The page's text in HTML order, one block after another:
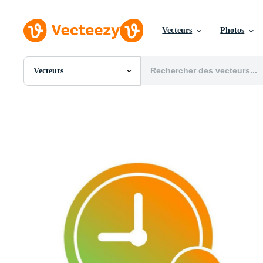
Vecteurs Photos
Vecteurs
Toutes Images
Motion graphics
Images Éditoriales
Événements Éditoriaux